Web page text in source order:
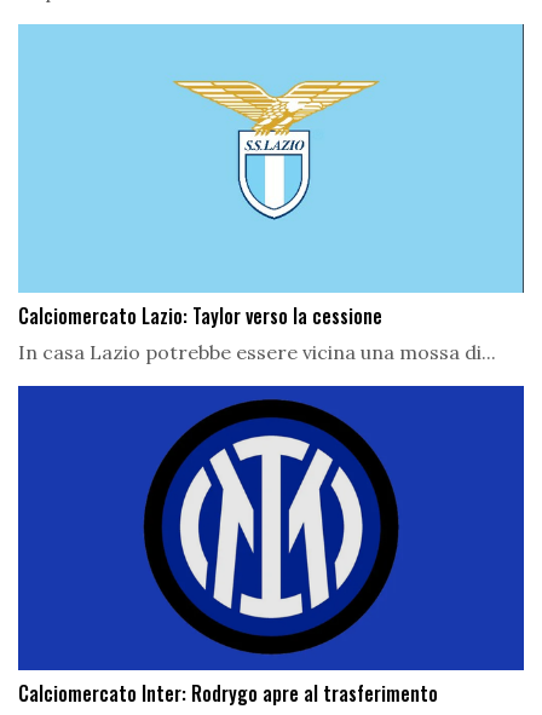
Calciomercato Lazio: Taylor verso la cessione
In casa Lazio potrebbe essere vicina una mossa di...
Calciomercato Inter: Rodrygo apre al trasferimento